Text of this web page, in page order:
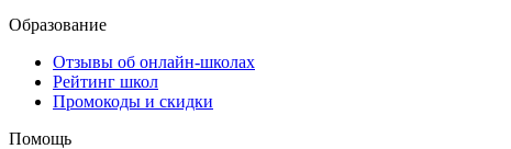
Образование
Отзывы об онлайн-школах
Рейтинг школ
Промокоды и скидки
Помощь